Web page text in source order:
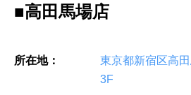
■高田馬場店
所在地：
東京都新宿区高
3F